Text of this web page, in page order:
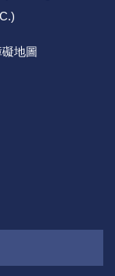
地圖